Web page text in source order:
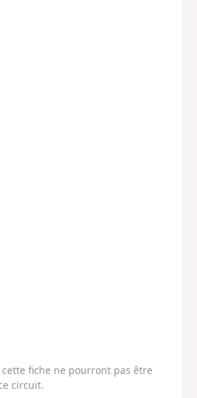
fiche ne pourront pas être
circuit.